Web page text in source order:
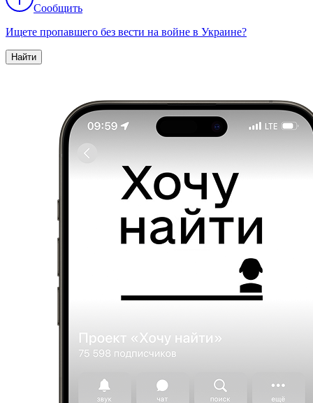
Сообщить
Ищете пропавшего без вести на войне в Украине?
Найти